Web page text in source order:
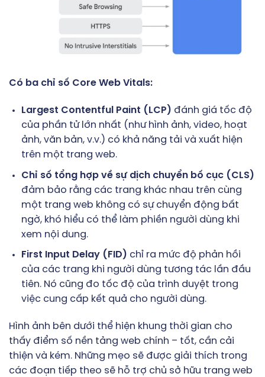
Có ba chỉ số Core Web Vitals:
Largest Contentful Paint (LCP) đánh giá tốc độ
của phần tử lớn nhất (như hình ảnh, video, hoạt
ảnh, văn bản, v.v.) có khả năng tải và xuất hiện
trên một trang web.
Chỉ số tổng hợp về sự dịch chuyển bố cục (CLS)
đảm bảo rằng các trang khác nhau trên cùng
một trang web không có sự chuyển động bất
ngờ, khó hiểu có thể làm phiền người dùng khi
xem nội dung.
First Input Delay (FID) chỉ ra mức độ phản hồi
của các trang khi người dùng tương tác lần đầu
tiên. Nó cũng đo tốc độ của trình duyệt trong
việc cung cấp kết quả cho người dùng.
Hình ảnh bên dưới thể hiện khung thời gian cho
thấy điểm số nền tảng web chính – tốt, cần cải
thiện và kém. Những mẹo sẽ được giải thích trong
các đoạn tiếp theo sẽ hỗ trợ chủ sở hữu trang web